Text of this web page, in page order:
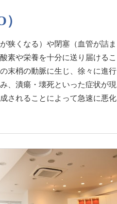
狭くなる）や閉塞（血管が詰ま
素や栄養を十分に送り届けるこ
末梢の動脈に生じ、徐々に進行
、潰瘍・壊死といった症状が現
されることによって急速に悪化